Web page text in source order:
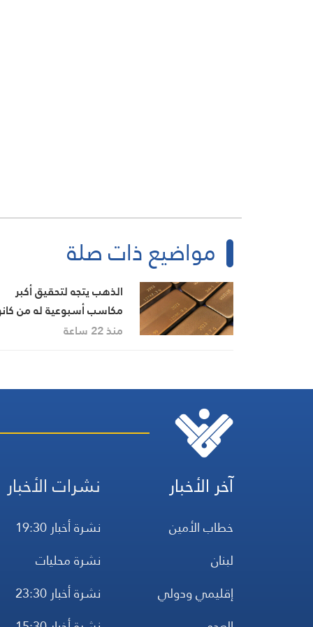
مواضيع ذات صلة
الذهب يتجه لتحقيق أكبر
مكاسب أسبوعية له من
الثاني/يناير
منذ 22 ساعة
آخر الأخبار
خطاب الأمين
لبنان
إقليمي ودولي
نشرات الأخبار
نشرة أخبار 19:30
نشرة محليات
نشرة أخبار 23:30